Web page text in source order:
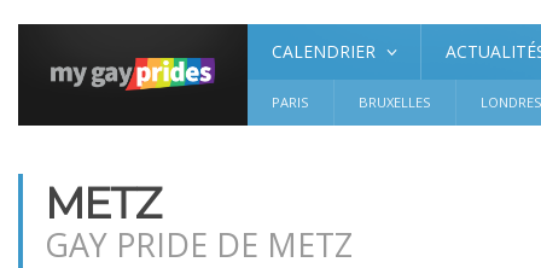
CALENDRIER
PARIS BRUXELLES LONDRES
METZ
GAY PRIDE DE METZ